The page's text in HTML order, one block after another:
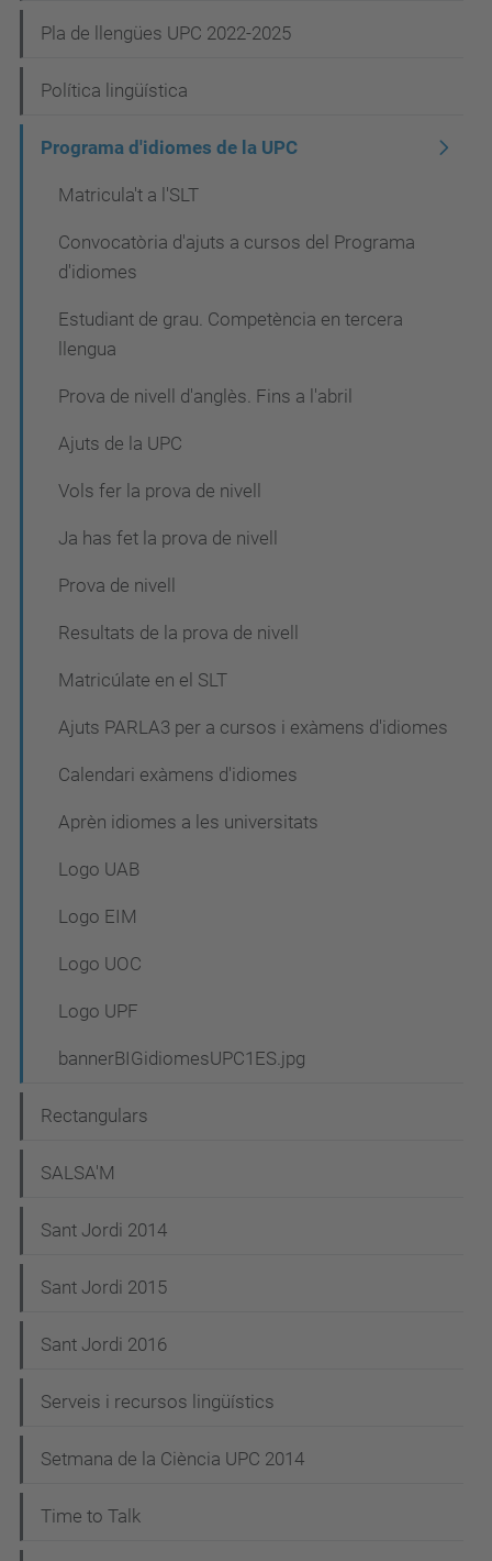
Pla de llengües UPC 2022-2025
Política lingüística
Programa d'idiomes de la UPC
Matricula't a l'SLT
Convocatòria d'ajuts a cursos del Programa
d'idiomes
Estudiant de grau. Competència en tercera
llengua
Prova de nivell d'anglès. Fins a l'abril
Ajuts de la UPC
Vols fer la prova de nivell
Ja has fet la prova de nivell
Prova de nivell
Resultats de la prova de nivell
Matricúlate en el SLT
Ajuts PARLA3 per a cursos i exàmens d'idiomes
Calendari exàmens d'idiomes
Aprèn idiomes a les universitats
Logo UAB
Logo EIM
Logo UOC
Logo UPF
bannerBIGidiomesUPC1ES.jpg
Rectangulars
SALSA'M
Sant Jordi 2014
Sant Jordi 2015
Sant Jordi 2016
Serveis i recursos lingüístics
Setmana de la Ciència UPC 2014
Time to Talk